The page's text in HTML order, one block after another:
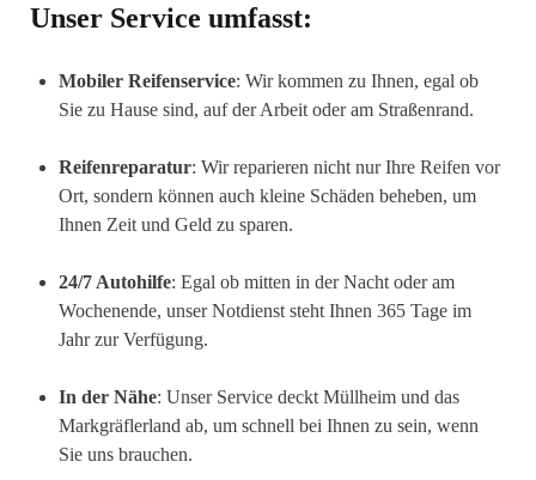
Unser Service umfasst:
Mobiler Reifenservice: Wir kommen zu Ihnen, egal ob
Sie zu Hause sind, auf der Arbeit oder am Straßenrand.
Reifenreparatur: Wir reparieren nicht nur Ihre Reifen vor
Ort, sondern können auch kleine Schäden beheben, um
Ihnen Zeit und Geld zu sparen.
24/7 Autohilfe: Egal ob mitten in der Nacht oder am
Wochenende, unser Notdienst steht Ihnen 365 Tage im
Jahr zur Verfügung.
In der Nähe: Unser Service deckt Müllheim und das
Markgräflerland ab, um schnell bei Ihnen zu sein, wenn
Sie uns brauchen.